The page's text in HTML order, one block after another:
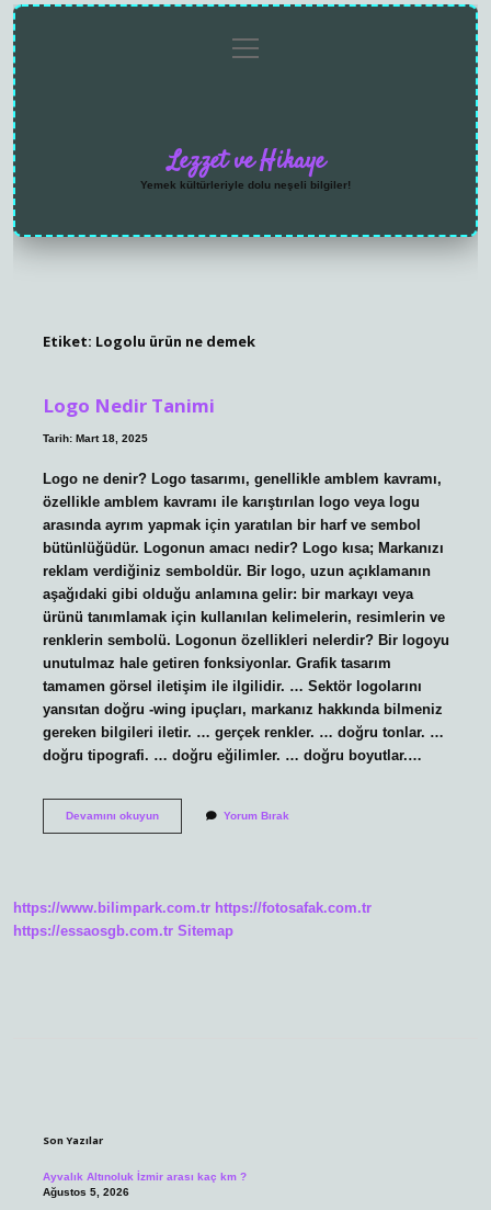
menüyü
aç
Lezzet ve Hikaye
Yemek kültürleriyle dolu neşeli bilgiler!
Etiket: Logolu ürün ne demek
Logo Nedir Tanimi
Tarih: Mart 18, 2025
Logo ne denir? Logo tasarımı, genellikle amblem kavramı,
özellikle amblem kavramı ile karıştırılan logo veya logu
arasında ayrım yapmak için yaratılan bir harf ve sembol
bütünlüğüdür. Logonun amacı nedir? Logo kısa; Markanızı
reklam verdiğiniz semboldür. Bir logo, uzun açıklamanın
aşağıdaki gibi olduğu anlamına gelir: bir markayı veya
ürünü tanımlamak için kullanılan kelimelerin, resimlerin ve
renklerin sembolü. Logonun özellikleri nelerdir? Bir logoyu
unutulmaz hale getiren fonksiyonlar. Grafik tasarım
tamamen görsel iletişim ile ilgilidir. … Sektör logolarını
yansıtan doğru -wing ipuçları, markanız hakkında bilmeniz
gereken bilgileri iletir. … gerçek renkler. … doğru tonlar. …
doğru tipografi. … doğru eğilimler. … doğru boyutlar.…
Devamını okuyunLogo
Yorum Bırak
https://www.bilimpark.com.tr https://fotosafak.com.tr
https://essaosgb.com.tr Sitemap
Son Yazılar
Ayvalık Altınoluk İzmir arası kaç km ?
Ağustos 5, 2026